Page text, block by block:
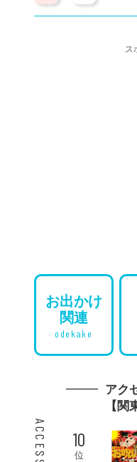
ス
お出かけ
関連
odekake
アク
【関
10
位